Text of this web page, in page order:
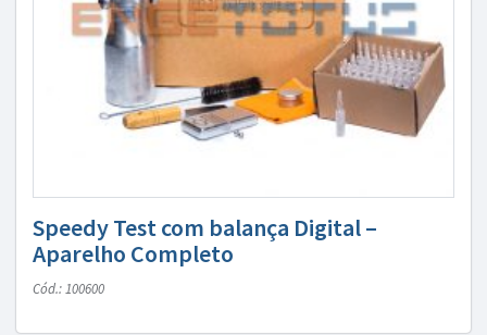
Speedy Test com balança Digital –
Aparelho Completo
Cód.: 100600